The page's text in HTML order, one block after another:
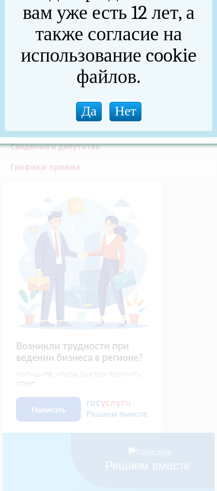
Общие сведения
Решения Собрания депутатов Нязепетровского
муниципального района
Решения Собрания депутатов Нязепетровского
муниципального округа
Противодействие коррупции
Обращения граждан
Сведения о депутатах
Графики приема
Решаем вместе
вам уже есть 12 лет, а
также согласие на
использование cookie
файлов.